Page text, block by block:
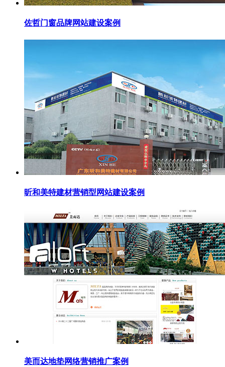
佐哲门窗品牌网站建设案例
昕和美特建材营销型网站建设案例
美而达地垫网络营销推广案例